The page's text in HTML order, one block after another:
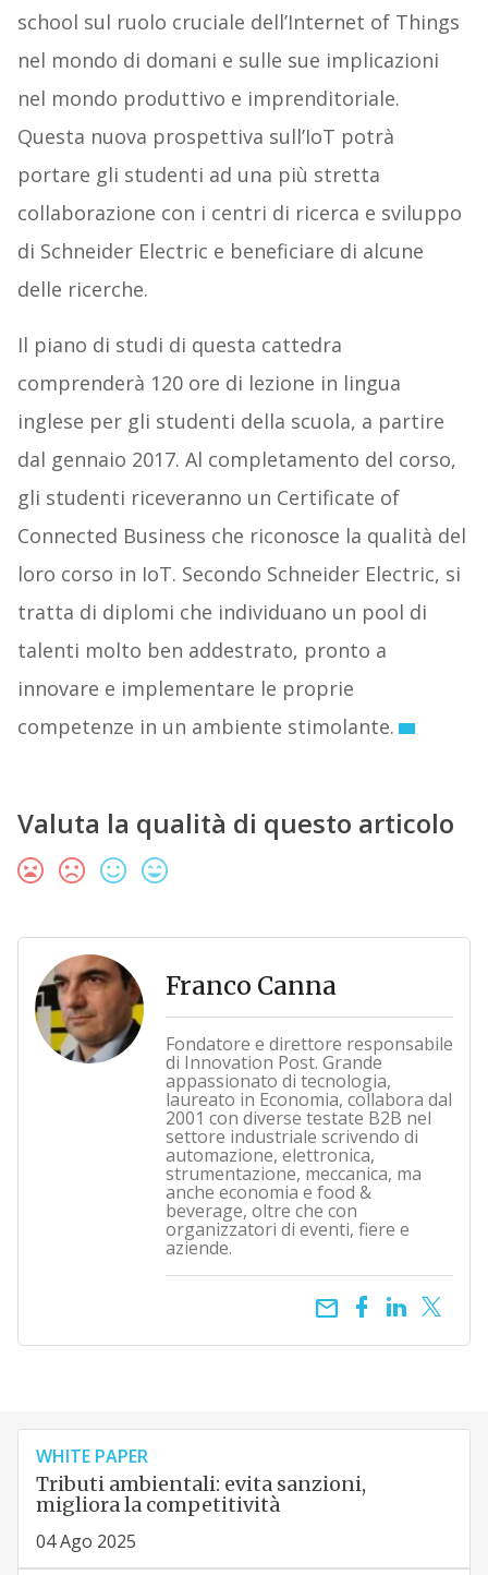
school sul ruolo cruciale dell’Internet of Things
nel mondo di domani e sulle sue implicazioni
nel mondo produttivo e imprenditoriale.
Questa nuova prospettiva sull’IoT potrà
portare gli studenti ad una più stretta
collaborazione con i centri di ricerca e sviluppo
di Schneider Electric e beneficiare di alcune
delle ricerche.
Il piano di studi di questa cattedra
comprenderà 120 ore di lezione in lingua
inglese per gli studenti della scuola, a partire
dal gennaio 2017. Al completamento del corso,
gli studenti riceveranno un Certificate of
Connected Business che riconosce la qualità del
loro corso in IoT. Secondo Schneider Electric, si
tratta di diplomi che individuano un pool di
talenti molto ben addestrato, pronto a
innovare e implementare le proprie
competenze in un ambiente stimolante.
Valuta la qualità di questo articolo
Franco Canna
Fondatore e direttore responsabile
di Innovation Post. Grande
appassionato di tecnologia,
laureato in Economia, collabora dal
2001 con diverse testate B2B nel
settore industriale scrivendo di
automazione, elettronica,
strumentazione, meccanica, ma
anche economia e food &
beverage, oltre che con
organizzatori di eventi, fiere e
aziende.
email
WHITE PAPER
Tributi ambientali: evita sanzioni,
migliora la competitività
04 Ago 2025